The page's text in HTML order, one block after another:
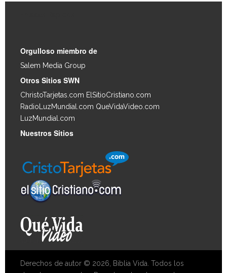
Orgulloso miembro de
Salem Media Group
Otros Sitios SWN
ChristoTarjetas.com ElSitioCristiano.com
RadioLuzMundial.com QueVidaVideo.com
LuzMundial.com
Nuestros Sitios
Derechos de autor © 2026, Biblia Vida. Todos los